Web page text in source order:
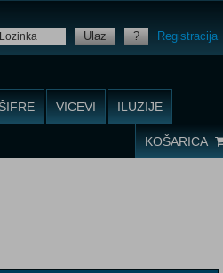
Ulaz ? Registracija
VICEVI ILUZIJE
KOŠARICA